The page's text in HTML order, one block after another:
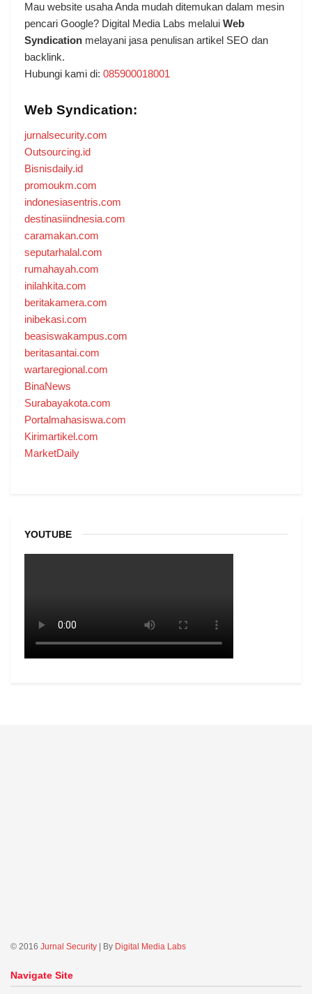
Mau website usaha Anda mudah ditemukan dalam mesin
pencari Google? Digital Media Labs melalui Web
Syndication melayani jasa penulisan artikel SEO dan
backlink.
Hubungi kami di: 085900018001
Web Syndication:
jurnalsecurity.com
Outsourcing.id
Bisnisdaily.id
promoukm.com
indonesiasentris.com
destinasiindnesia.com
caramakan.com
seputarhalal.com
rumahayah.com
inilahkita.com
beritakamera.com
inibekasi.com
beasiswakampus.com
beritasantai.com
wartaregional.com
BinaNews
Surabayakota.com
Portalmahasiswa.com
Kirimartikel.com
MarketDaily
YOUTUBE
© 2016 Jurnal Security | By Digital Media Labs
Navigate Site